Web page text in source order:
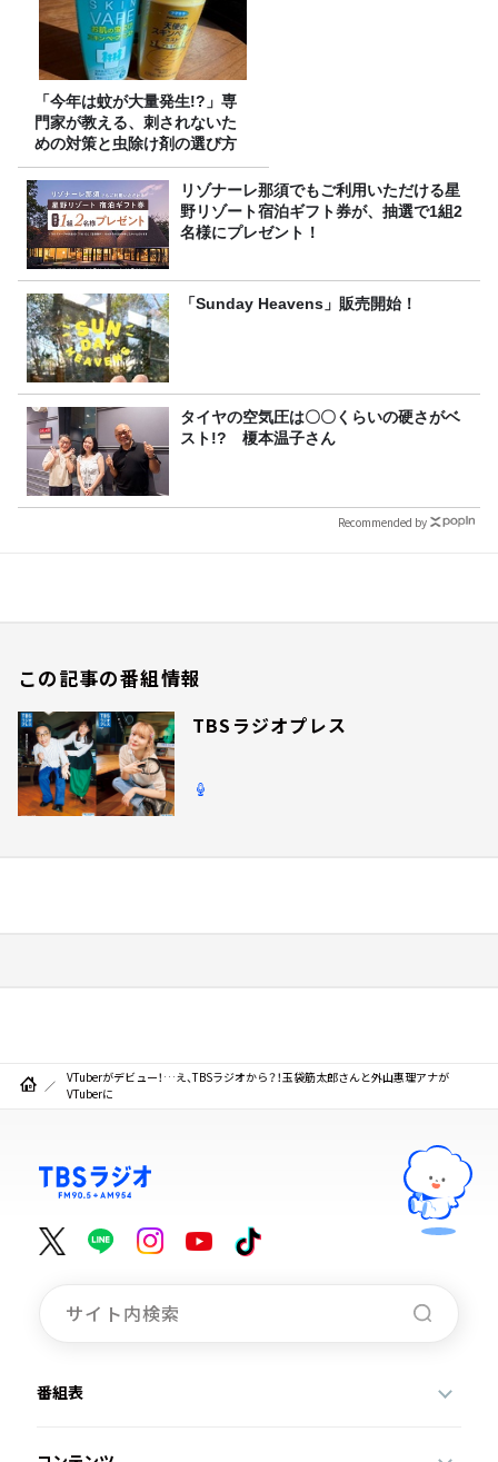
「今年は蚊が大量発生!?」専
門家が教える、刺されないた
めの対策と虫除け剤の選び方
リゾナーレ那須でもご利用いただける星
野リゾート宿泊ギフト券が、抽選で1組2
名様にプレゼント！
「Sunday Heavens」販売開始！
タイヤの空気圧は〇〇くらいの硬さがベ
スト!? 榎本温子さん
Recommended by
この記事の番組情報
TBSラジオプレス
VTuberがデビュー！…え、TBSラジオから？！玉袋筋太郎さんと外山惠理アナが
VTuberに
番組表